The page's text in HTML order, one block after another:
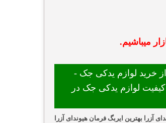
میباشیم.
خرید لوازم یدکی جک -
لوازم یدکی جک در
آزرا بهترین ایربگ فرمان هیوندای آزرا